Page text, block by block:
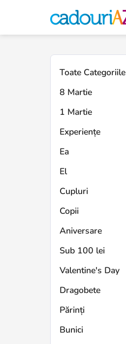
Toate Categoriile
8 Martie
1 Martie
Experiențe
Ea
El
Cupluri
Copii
Aniversare
Sub 100 lei
Valentine's Day
Dragobete
Părinți
Bunici